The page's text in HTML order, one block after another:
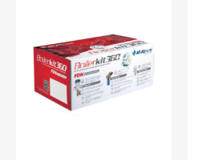
επιλογές
μπορούν
να
επιλεγούν